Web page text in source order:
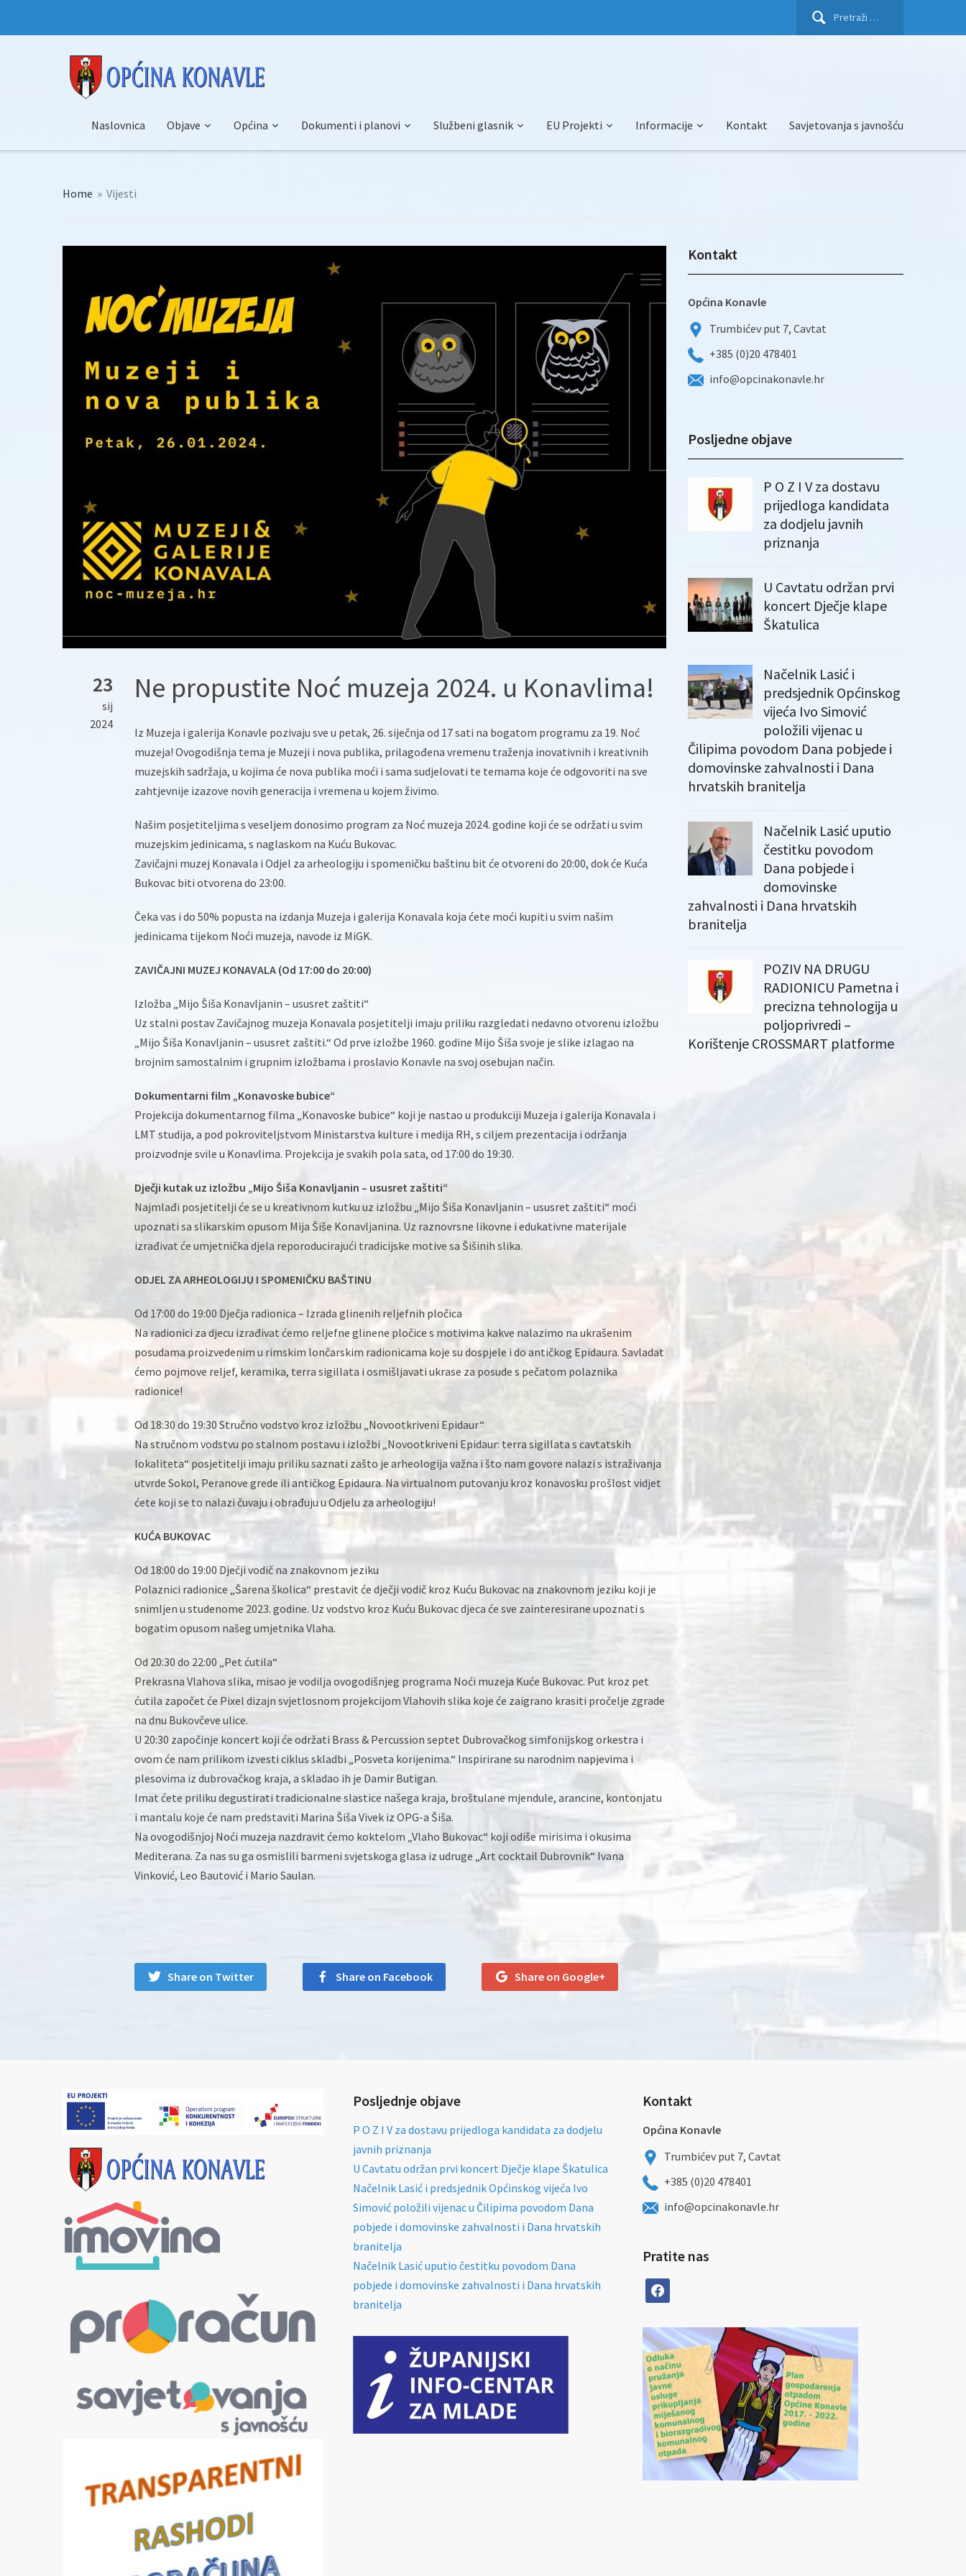
Pretraži:
Naslovnica Objave Općina Dokumenti i planovi Službeni glasnik EU Projekti Informacije Kontakt Savjetovanja s javnošću
Home » Vijesti
23
sij
2024
Ne propustite Noć muzeja 2024. u Konavlima!
Iz Muzeja i galerija Konavle pozivaju sve u petak, 26. siječnja od 17 sati na bogatom programu za 19. Noć
muzeja! Ovogodišnja tema je Muzeji i nova publika, prilagođena vremenu traženja inovativnih i kreativnih
muzejskih sadržaja, u kojima će nova publika moći i sama sudjelovati te temama koje će odgovoriti na sve
zahtjevnije izazove novih generacija i vremena u kojem živimo.
Našim posjetiteljima s veseljem donosimo program za Noć muzeja 2024. godine koji će se održati u svim
muzejskim jedinicama, s naglaskom na Kuću Bukovac.
Zavičajni muzej Konavala i Odjel za arheologiju i spomeničku baštinu bit će otvoreni do 20:00, dok će Kuća
Bukovac biti otvorena do 23:00.
Čeka vas i do 50% popusta na izdanja Muzeja i galerija Konavala koja ćete moći kupiti u svim našim
jedinicama tijekom Noći muzeja, navode iz MiGK.
ZAVIČAJNI MUZEJ KONAVALA (Od 17:00 do 20:00)
Izložba „Mijo Šiša Konavljanin – ususret zaštiti“
Uz stalni postav Zavičajnog muzeja Konavala posjetitelji imaju priliku razgledati nedavno otvorenu izložbu
„Mijo Šiša Konavljanin – ususret zaštiti.“ Od prve izložbe 1960. godine Mijo Šiša svoje je slike izlagao na
brojnim samostalnim i grupnim izložbama i proslavio Konavle na svoj osebujan način.
Dokumentarni film „Konavoske bubice“
Projekcija dokumentarnog filma „Konavoske bubice“ koji je nastao u produkciji Muzeja i galerija Konavala i
LMT studija, a pod pokroviteljstvom Ministarstva kulture i medija RH, s ciljem prezentacija i održanja
proizvodnje svile u Konavlima. Projekcija je svakih pola sata, od 17:00 do 19:30.
Dječji kutak uz izložbu „Mijo Šiša Konavljanin – ususret zaštiti“
Najmlađi posjetitelji će se u kreativnom kutku uz izložbu „Mijo Šiša Konavljanin – ususret zaštiti“ moći
upoznati sa slikarskim opusom Mija Šiše Konavljanina. Uz raznovrsne likovne i edukativne materijale
izrađivat će umjetnička djela reporoducirajući tradicijske motive sa Šišinih slika.
ODJEL ZA ARHEOLOGIJU I SPOMENIČKU BAŠTINU
Od 17:00 do 19:00 Dječja radionica – Izrada glinenih reljefnih pločica
Na radionici za djecu izrađivat ćemo reljefne glinene pločice s motivima kakve nalazimo na ukrašenim
posudama proizvedenim u rimskim lončarskim radionicama koje su dospjele i do antičkog Epidaura. Savladat
ćemo pojmove reljef, keramika, terra sigillata i osmišljavati ukrase za posude s pečatom polaznika
radionice!
Od 18:30 do 19:30 Stručno vodstvo kroz izložbu „Novootkriveni Epidaur“
Na stručnom vodstvu po stalnom postavu i izložbi „Novootkriveni Epidaur: terra sigillata s cavtatskih
lokaliteta“ posjetitelji imaju priliku saznati zašto je arheologija važna i što nam govore nalazi s istraživanja
utvrde Sokol, Peranove grede ili antičkog Epidaura. Na virtualnom putovanju kroz konavosku prošlost vidjet
ćete koji se to nalazi čuvaju i obrađuju u Odjelu za arheologiju!
KUĆA BUKOVAC
Od 18:00 do 19:00 Dječji vodič na znakovnom jeziku
Polaznici radionice „Šarena školica“ prestavit će dječji vodič kroz Kuću Bukovac na znakovnom jeziku koji je
snimljen u studenome 2023. godine. Uz vodstvo kroz Kuću Bukovac djeca će sve zainteresirane upoznati s
bogatim opusom našeg umjetnika Vlaha.
Od 20:30 do 22:00 „Pet ćutila“
Prekrasna Vlahova slika, misao je vodilja ovogodišnjeg programa Noći muzeja Kuće Bukovac. Put kroz pet
ćutila započet će Pixel dizajn svjetlosnom projekcijom Vlahovih slika koje će zaigrano krasiti pročelje zgrade
na dnu Bukovčeve ulice.
U 20:30 započinje koncert koji će održati Brass & Percussion septet Dubrovačkog simfonijskog orkestra i
ovom će nam prilikom izvesti ciklus skladbi „Posveta korijenima.“ Inspirirane su narodnim napjevima i
plesovima iz dubrovačkog kraja, a skladao ih je Damir Butigan.
Imat ćete priliku degustirati tradicionalne slastice našega kraja, broštulane mjendule, arancine, kontonjatu
i mantalu koje će nam predstaviti Marina Šiša Vivek iz OPG-a Šiša.
Na ovogodišnjoj Noći muzeja nazdravit ćemo koktelom „Vlaho Bukovac“ koji odiše mirisima i okusima
Mediterana. Za nas su ga osmislili barmeni svjetskoga glasa iz udruge „Art cocktail Dubrovnik“ Ivana
Vinković, Leo Bautović i Mario Saulan.
Share on Twitter Share on Facebook Share on Google+
Kontakt
Općina Konavle
Trumbićev put 7, Cavtat
+385 (0)20 478401
info@opcinakonavle.hr
Posljedne objave
P O Z I V za dostavu
prijedloga kandidata
za dodjelu javnih
priznanja
U Cavtatu održan prvi
koncert Dječje klape
Škatulica
Načelnik Lasić i
predsjednik Općinskog
vijeća Ivo Simović
položili vijenac u
Čilipima povodom Dana pobjede i
domovinske zahvalnosti i Dana
hrvatskih branitelja
Načelnik Lasić uputio
čestitku povodom
Dana pobjede i
domovinske
zahvalnosti i Dana hrvatskih
branitelja
POZIV NA DRUGU
RADIONICU Pametna i
precizna tehnologija u
poljoprivredi –
Korištenje CROSSMART platforme
Posljednje objave
P O Z I V za dostavu prijedloga kandidata za dodjelu
javnih priznanja
U Cavtatu održan prvi koncert Dječje klape Škatulica
Načelnik Lasić i predsjednik Općinskog vijeća Ivo
Simović položili vijenac u Čilipima povodom Dana
pobjede i domovinske zahvalnosti i Dana hrvatskih
branitelja
Načelnik Lasić uputio čestitku povodom Dana
pobjede i domovinske zahvalnosti i Dana hrvatskih
branitelja
Kontakt
Općina Konavle
Trumbićev put 7, Cavtat
+385 (0)20 478401
info@opcinakonavle.hr
Pratite nas
facebook